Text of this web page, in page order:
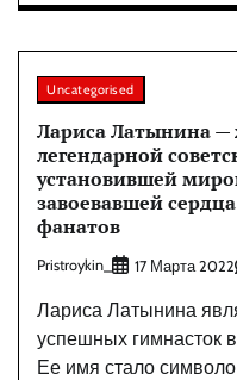
Uncategorised
Лариса Латынина —
легендарной
установившей
завоевавшей
фанатов
Pristroykin_ 17 Марта 2022
Лариса Латынина
успешных гимнасток
Ее имя стало